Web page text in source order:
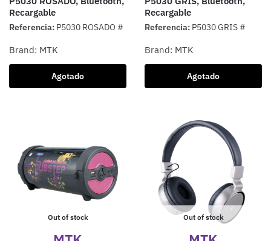
Recargable
Referencia: P5030 ROSADO #
Brand: MTK
Agotado
Recargable
Referencia: P5030 GRIS #
Brand: MTK
Agotado
Out of stock Out of stock